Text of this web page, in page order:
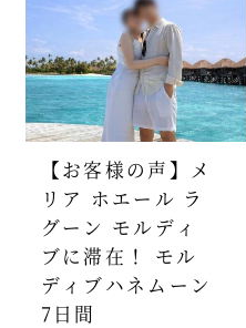
【お客様の声】メ
リア ホエール ラ
グーン モルディ
ブに滞在！ モル
ディブハネムーン
7日間